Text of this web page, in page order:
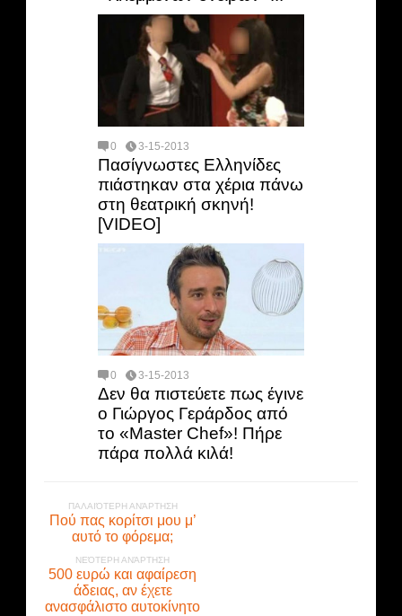
0 3-15-2013
Πασίγνωστες Ελληνίδες
πιάστηκαν στα χέρια πάνω
στη θεατρική σκηνή!
[VIDEO]
0 3-15-2013
Δεν θα πιστεύετε πως έγινε
ο Γιώργος Γεράρδος από
το «Master Chef»! Πήρε
πάρα πολλά κιλά!
ΠΑΛΑΙΌΤΕΡΗ ΑΝΆΡΤΗΣΗ
Πού πας κορίτσι μου μ’
αυτό το φόρεμα;
ΝΕΌΤΕΡΗ ΑΝΆΡΤΗΣΗ
500 ευρώ και αφαίρεση
άδειας, αν έχετε
ανασφάλιστο αυτοκίνητο